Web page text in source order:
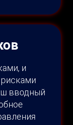
и
вводный